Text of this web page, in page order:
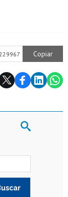
Copiar